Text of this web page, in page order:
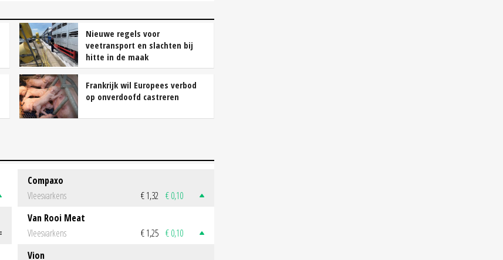
Nieuwe regels voor
veetransport en slachten bij
hitte in de maak
Frankrijk wil Europees verbod
op onverdoofd castreren
Compaxo
Vleesvarkens
€ 1,32 € 0,10
Van Rooi Meat
Vleesvarkens
€ 1,25 € 0,10
Vion